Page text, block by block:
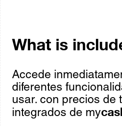
What is
Accede
diferentes
usar. con precios de
integrados de my